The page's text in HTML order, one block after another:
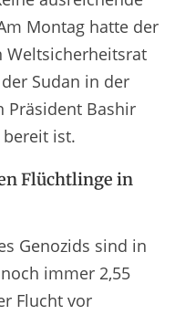
Montag hatte der
Weltsicherheitsrat
Sudan in der
Präsident Bashir
ist.
Flüchtlinge in
Genozids sind in
immer 2,55
Flucht vor